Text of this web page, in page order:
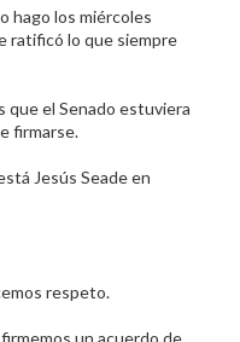
hago los miércoles
ratificó lo que siempre
que el Senado estuviera
firmarse.​
Jesús Seade en
respeto.​
un acuerdo de